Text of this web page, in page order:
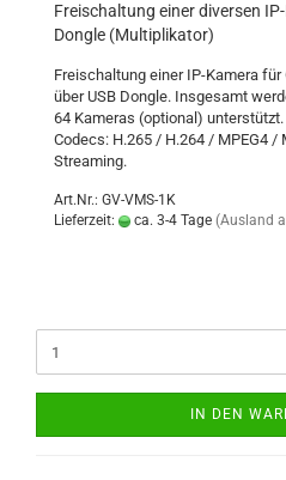
Freischaltung einer diversen
Dongle (Multiplikator)
Freischaltung einer IP-Kamera
über USB Dongle. Insgesamt
64 Kameras (optional)
Codecs: H.265 / H.264 / MPEG4 /
Streaming.
Art.Nr.: GV-VMS-1K
Lieferzeit:
ca. 3-4 Tage (Ausland
IN DEN